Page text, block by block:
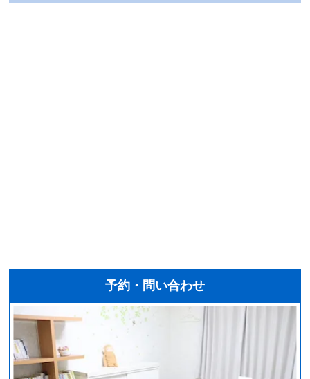
予約・問い合わせ